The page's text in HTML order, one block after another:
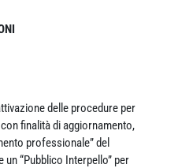
delle procedure per
finalità di aggiornamento,
professionale” del
“Pubblico Interpello” per